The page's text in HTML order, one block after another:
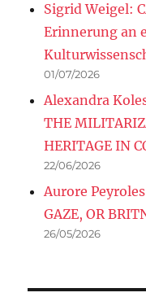
Sigrid Weigel:
Erinnerung an
01/07/2026
Alexandra
THE
HERITAGE IN
22/06/2026
Aurore
GAZE, OR
26/05/2026